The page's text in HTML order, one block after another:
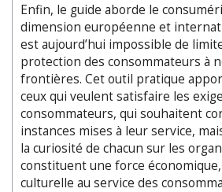
Enfin, le guide aborde le
dimension européenne et
est aujourd’hui impossible de
protection des consommateurs à
frontières. Cet outil pratique
ceux qui veulent satisfaire les
consommateurs, qui souhaitent
instances mises à leur service,
la curiosité de chacun sur les
constituent une force
culturelle au service des